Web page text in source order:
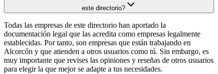
este directorio?
Todas las empresas de este directorio han aportado la
documentación legal que las acredita como empresas legalmente
establecidas. Por tanto, son empresas que están trabajando en
Alcorcón y que atienden a otros usuarios como tú. Sin embargo, es
muy importante que revises las opiniones y reseñas de otros usuarios
para elegir la que mejor se adapte a tus necesidades.